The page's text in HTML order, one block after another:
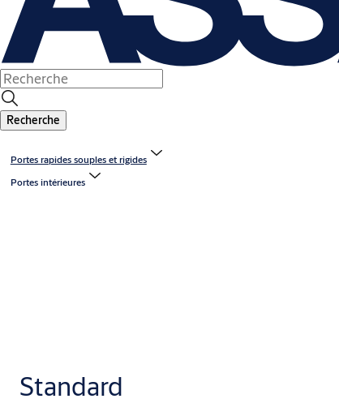
Recherche
Portes rapides souples et rigides
Portes intérieures
Standard